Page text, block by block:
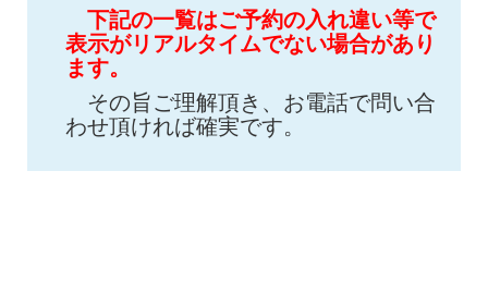
下記の一覧はご予約の入れ違い等で
表示がリアルタイムでない場合があり
ます。
その旨ご理解頂き、お電話で問い合
わせ頂ければ確実です。